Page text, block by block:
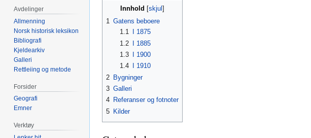
Innhold
1 Gatens beboere
1.1
I 1875
1.2
I 1885
1.3
I 1900
1.4
I 1910
2 Bygninger
3 Galleri
4 Referanser og fotnoter
5 Kilder
Avdelinger
Allmenning
Norsk historisk leksikon
Bibliografi
Kjeldearkiv
Galleri
Rettleiing og metode
Forsider
Geografi
Emner
Verktøy